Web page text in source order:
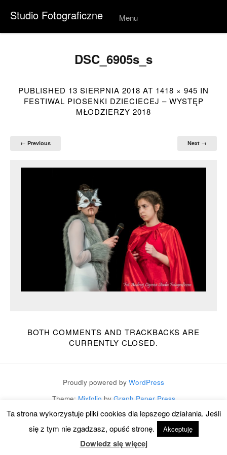
Studio Fotograficzne Menu
Skip to
DSC_6905s_s
PUBLISHED 13 SIERPNIA 2018 AT 1418 × 945 IN
FESTIWAL PIOSENKI DZIECIECEJ – WYSTĘP
MŁODZIERZY 2018
← Previous Next →
BOTH COMMENTS AND TRACKBACKS ARE
CURRENTLY CLOSED.
Proudly powered by WordPress
Theme: Mixfolio by Graph Paper Press
Ta strona wykorzystuje pliki cookies dla lepszego działania. Jeśli
się z tym nie zgadzasz, opuść stronę.
Akceptuję
Dowiedz się więcej